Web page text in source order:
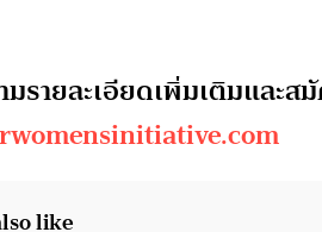
รายละเอียดเพิ่มเติมและ
like